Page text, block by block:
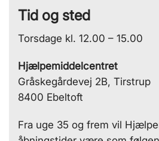
Tid og sted
Torsdage kl. 12.00 – 15.00
Hjælpemiddelcentret
Gråskegårdevej 2B, Tirstrup
8400 Ebeltoft
Fra uge 35 og frem vil